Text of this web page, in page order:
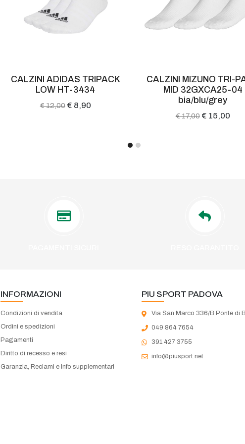
CALZINI MIZUNO TRI-PACK
MID 32GXCA25-04
bia/blu/grey
CALZINI BV
NUTRISPRITZ
299/002
€ 22,00€ 16,90
INFORMAZIONI
Condizioni di vendita
Ordini e spedizioni
Pagamenti
Diritto di recesso e resi
Garanzia, Reclami e Info supplementari
PIU SPORT PADOVA
Via San Marco 336/B Ponte di
049 864 7654
391 427 3755
info@piusport.net